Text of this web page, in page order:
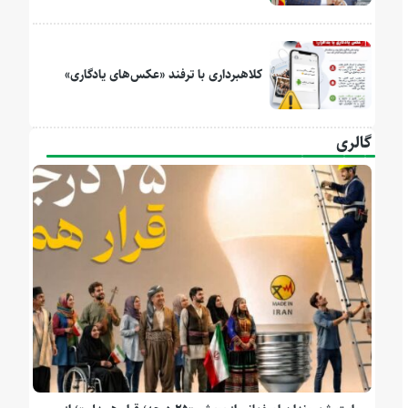
کلاهبرداری با ترفند «عکس‌های یادگاری»
گالری